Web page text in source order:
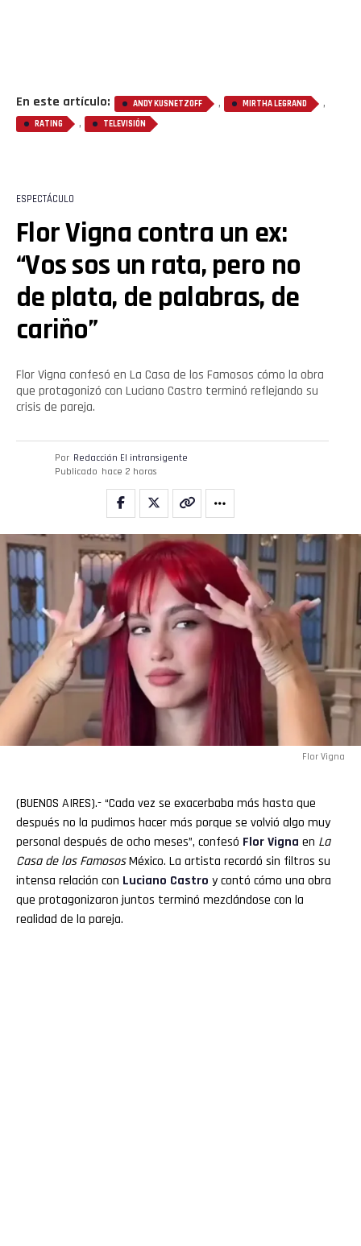
En este artículo: ANDY KUSNETZOFF , MIRTHA LEGRAND ,
RATING , TELEVISIÓN
ESPECTÁCULO
Flor Vigna contra un ex:
“Vos sos un rata, pero no
de plata, de palabras, de
cariño”
Flor Vigna confesó en La Casa de los Famosos cómo la obra
que protagonizó con Luciano Castro terminó reflejando su
crisis de pareja.
Por Redacción El intransigente
Publicado hace 2 horas
Flor Vigna
(BUENOS AIRES).- “Cada vez se exacerbaba más hasta que
después no la pudimos hacer más porque se volvió algo muy
personal después de ocho meses”, confesó Flor Vigna en La
Casa de los FamososMéxico. La artista recordó sin filtros su
intensa relación con Luciano Castro y contó cómo una obra
que protagonizaron juntos terminó mezclándose con la
realidad de la pareja.